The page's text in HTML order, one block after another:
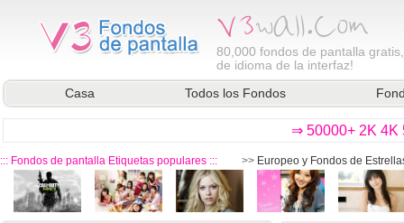
80,000 fondos de pantalla
de idioma de la interfaz!
Casa
Todos los Fondos
⇒ 50000+ 2K 4K
::: Fondos de pantalla Etiquetas populares ::: >> Europeo y Fondos de